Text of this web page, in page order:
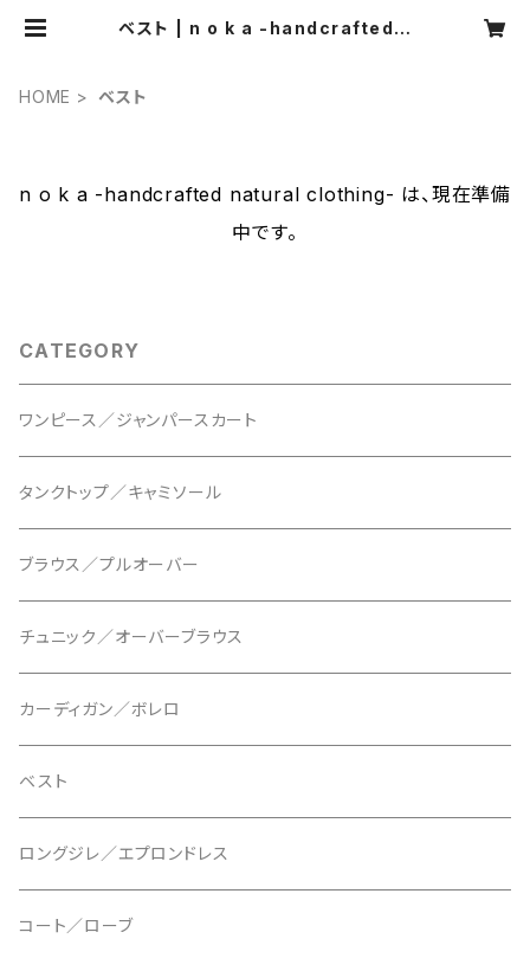
ベスト | n o k a -handcrafted n
HOME ベスト
n o k a -handcrafted natural clothing- は、現在準備
中です。
CATEGORY
ワンピース／ジャンパースカート
タンクトップ／キャミソール
ブラウス／プルオーバー
チュニック／オーバーブラウス
カーディガン／ボレロ
ベスト
ロングジレ／エプロンドレス
コート／ローブ